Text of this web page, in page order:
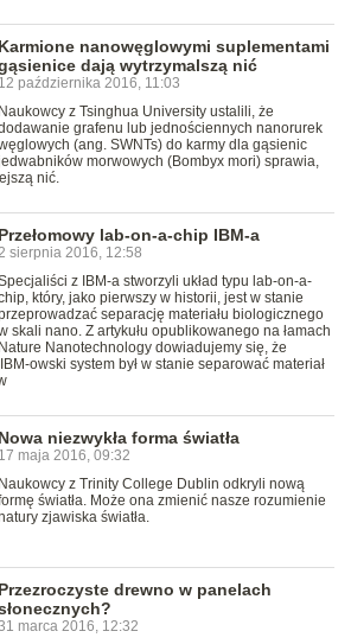
Karmione nanowęglowymi suplementami
dają wytrzymalszą nić
12 października 2016, 11:03
Naukowcy z Tsinghua University ustalili, że
grafenu lub jednościennych nanorurek
(ang. SWNTs) do karmy dla gąsienic
morwowych (Bombyx mori) sprawia,
nić.
Przełomowy lab-on-a-chip IBM-a
sierpnia 2016, 12:58
z IBM-a stworzyli układ typu lab-on-a-
który, jako pierwszy w historii, jest w stanie
separację materiału biologicznego
skali nano. Z artykułu opublikowanego na łamach
Nature Nanotechnology dowiadujemy się, że
owski system był w stanie separować materiał
Nowa niezwykła forma światła
17 maja 2016, 09:32
Naukowcy z Trinity College Dublin odkryli nową
światła. Może ona zmienić nasze rozumienie
zjawiska światła.
Przezroczyste drewno w panelach
marca 2016, 12:32